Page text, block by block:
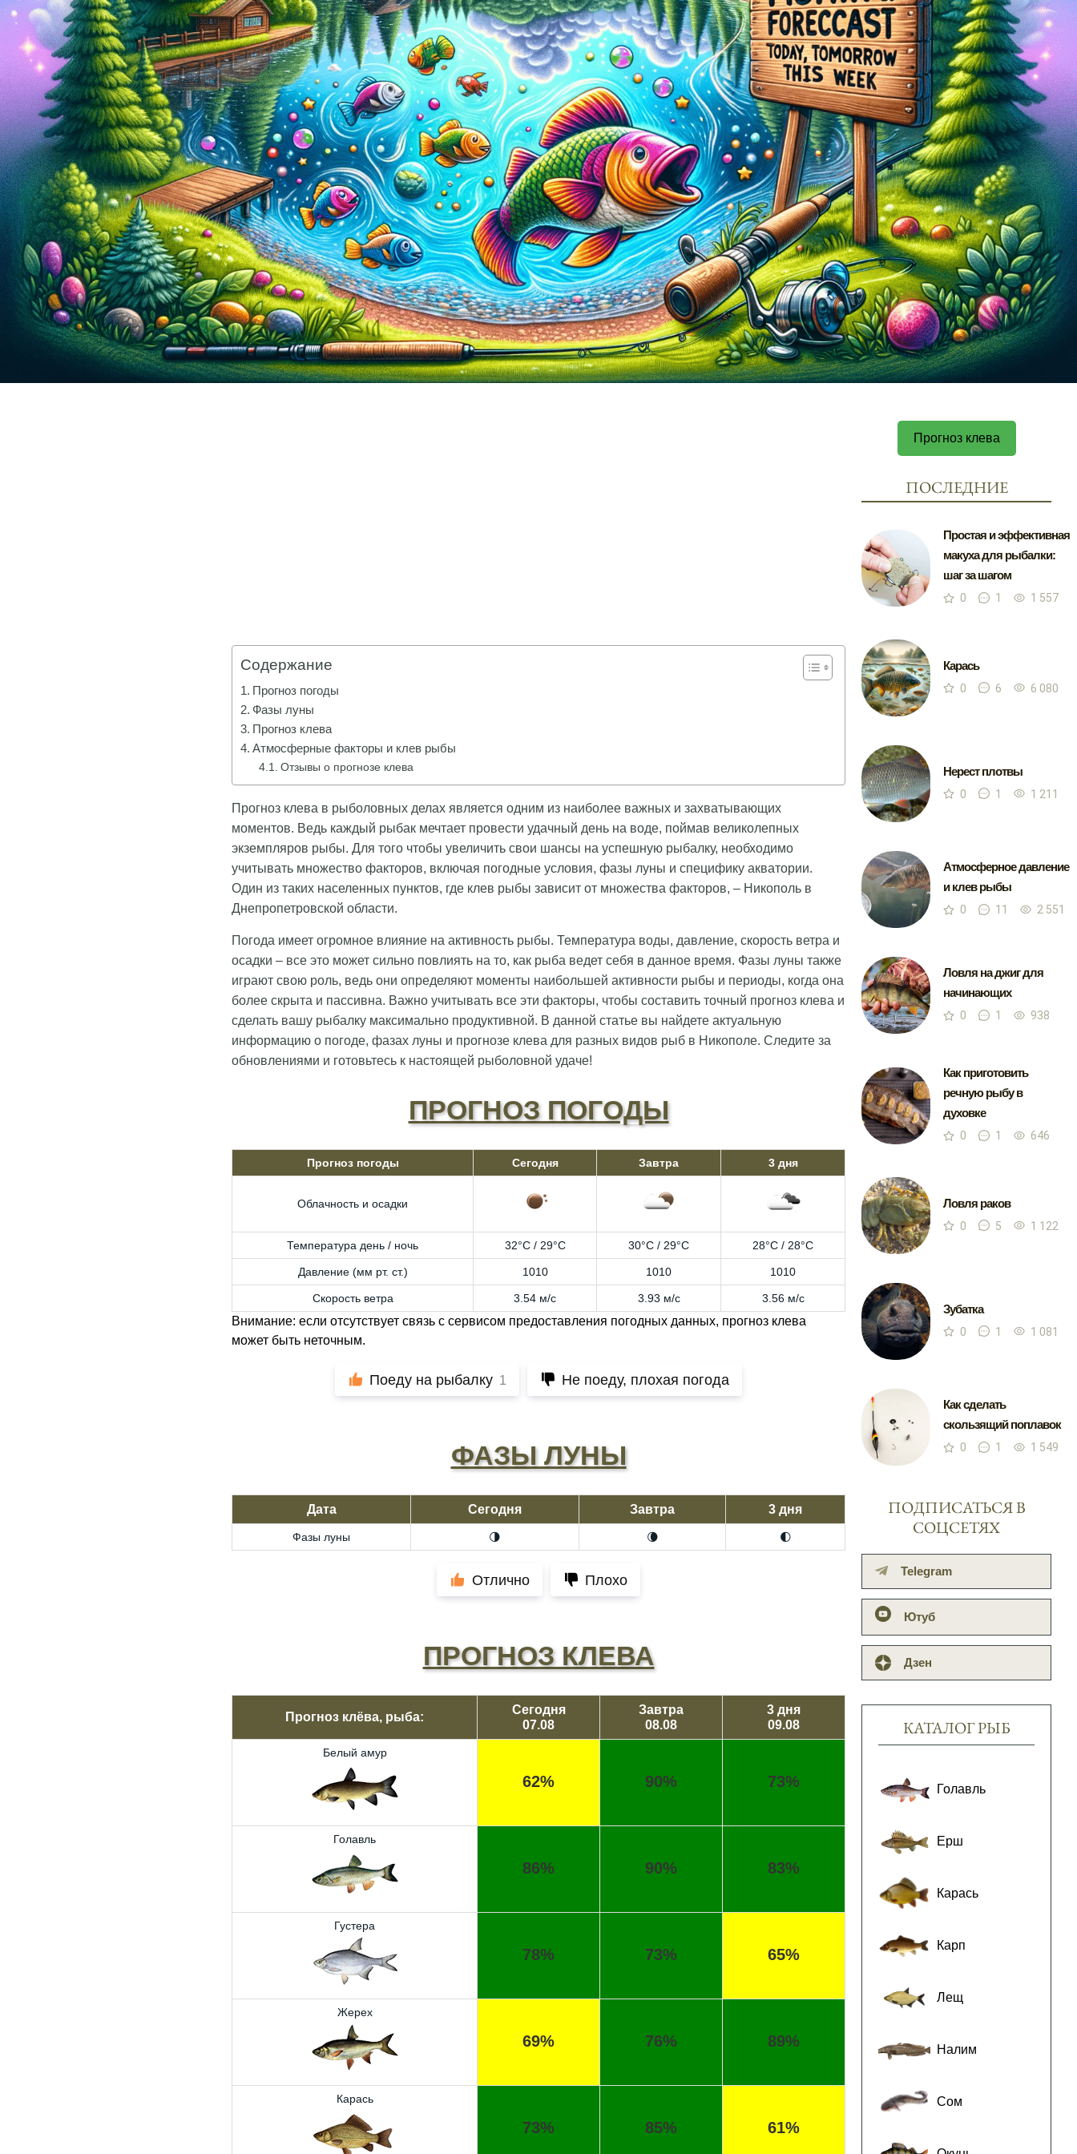
Содержание
Прогноз погоды
Фазы луны
Прогноз клева
Атмосферные факторы и клев рыбы
Отзывы о прогнозе клева
Прогноз клева в рыболовных делах является одним из наиболее важных и захватывающих
моментов. Ведь каждый рыбак мечтает провести удачный день на воде, поймав великолепных
экземпляров рыбы. Для того чтобы увеличить свои шансы на успешную рыбалку, необходимо
учитывать множество факторов, включая погодные условия, фазы луны и специфику акватории.
Один из таких населенных пунктов, где клев рыбы зависит от множества факторов, – Никополь в
Днепропетровской области.
Погода имеет огромное влияние на активность рыбы. Температура воды, давление, скорость ветра и
осадки – все это может сильно повлиять на то, как рыба ведет себя в данное время. Фазы луны также
играют свою роль, ведь они определяют моменты наибольшей активности рыбы и периоды, когда она
более скрыта и пассивна. Важно учитывать все эти факторы, чтобы составить точный прогноз клева и
сделать вашу рыбалку максимально продуктивной. В данной статье вы найдете актуальную
информацию о погоде, фазах луны и прогнозе клева для разных видов рыб в Никополе. Следите за
обновлениями и готовьтесь к настоящей рыболовной удаче!
ПРОГНОЗ ПОГОДЫ
Прогноз погоды Сегодня Завтра 3 дня
Облачность и осадки
Температура день / ночь 32°C / 29°C 30°C / 29°C 28°C / 28°C
Давление (мм рт. ст.) 1010 1010 1010
Скорость ветра 3.54 м/с 3.93 м/с 3.56 м/с
Внимание: если отсутствует связь с сервисом предоставления погодных данных, прогноз клева
может быть неточным.
Поеду на рыбалку 1 Не поеду, плохая погода
ФАЗЫ ЛУНЫ
Дата Сегодня Завтра 3 дня
Фазы луны 🌗 🌘 🌓
Отлично Плохо
ПРОГНОЗ КЛЕВА
Прогноз клёва, рыба:
Сегодня
07.08
Завтра
08.08
3 дня
09.08
Белый амур
62% 90% 73%
Голавль
86% 90% 83%
Густера
78% 73% 65%
Жерех
69% 76% 89%
Карась
73% 85% 61%
Прогноз клева
ПОСЛЕДНИЕ
Простая и эффективная
макуха для рыбалки:
шаг за шагом
0 1 1 557
Карась
0 6 6 080
Нерест плотвы
0 1 1 211
Атмосферное давление
и клев рыбы
0 11 2 551
Ловля на джиг для
начинающих
0 1 938
Как приготовить
речную рыбу в
духовке
0 1 646
Ловля раков
0 5 1 122
Зубатка
0 1 1 081
Как сделать
скользящий поплавок
0 1 1 549
ПОДПИСАТЬСЯ В
СОЦСЕТЯХ
Telegram
Ютуб
Дзен
КАТАЛОГ РЫБ
Голавль
Ерш
Карась
Карп
Лещ
Налим
Сом